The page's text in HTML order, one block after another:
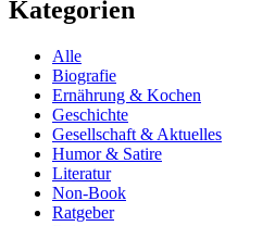
Kategorien
Alle
Biografie
Ernährung & Kochen
Geschichte
Gesellschaft & Aktuelles
Humor & Satire
Literatur
Non-Book
Ratgeber